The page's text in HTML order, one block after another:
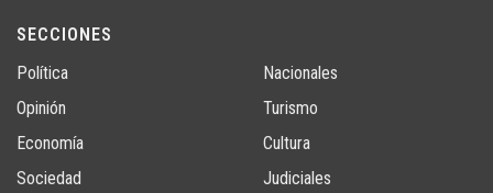
SECCIONES
Política
Opinión
Economía
Sociedad
Nacionales
Turismo
Cultura
Judiciales